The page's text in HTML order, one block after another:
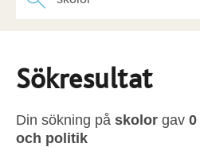
Sökresultat
Din sökning på skolor gav 0
och politik